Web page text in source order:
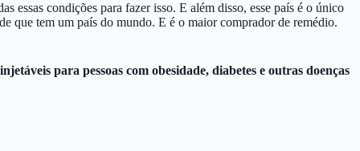
essas condições para fazer isso. E além disso, esse país é o único
que tem um país do mundo. E é o maior comprador de remédio.
para pessoas com obesidade, diabetes e outras doenças